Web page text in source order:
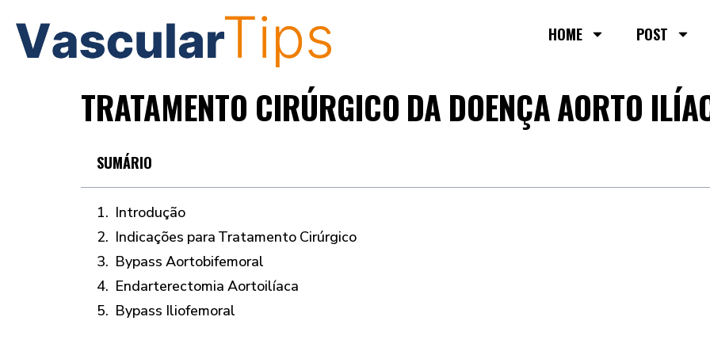
HOME POST
TRATAMENTO CIRÚRGICO DA DOENÇA AORTO
SUMÁRIO
Introdução
Indicações para Tratamento Cirúrgico
Bypass Aortobifemoral
Endarterectomia Aortoilíaca
Bypass Iliofemoral